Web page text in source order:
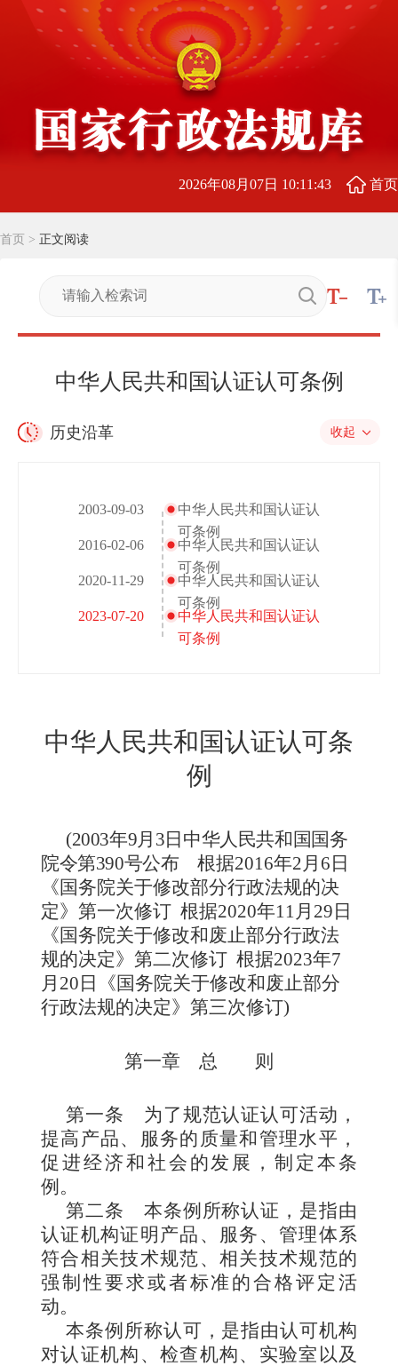
2026年08月07日 10:11:44 首页
首页 > 正文阅读
中华人民共和国认证认可条例
历史沿革 收起
2003-09-03
2016-02-06
2020-11-29
2023-07-20
中华人民共和国认证认
可条例
中华人民共和国认证认
可条例
中华人民共和国认证认
可条例
中华人民共和国认证认
可条例
中华人民共和国认证认可条
例
(2003年9月3日中华人民共和国国务
院令第390号公布根据2016年2月6日
《国务院关于修改部分行政法规的决
定》第一次修订 根据2020年11月29 日
《国务院关于修改和废止部分行政法
规的决定》第二次修订 根据2023年7
月20日《国务院关于修改和废止部分
行政法规的决定》第三次修订)
第一章 总 则
第一条 为了规范认证认可活动，
提高产品、服务的质量和管理水平，
促进经济和社会的发展，制定本条
例。
第二条 本条例所称认证，是指由
认证机构证明产品、服务、管理体系
符合相关技术规范、相关技术规范的
强制性要求或者标准的合格评定活
动。
本条例所称认可，是指由认可机构
对认证机构、检查机构、实验室以及